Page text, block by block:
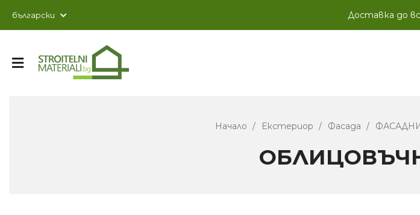
Доставка до
Начало Екстериор Фасада